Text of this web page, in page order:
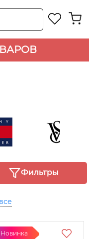
Фильтры
Новинка